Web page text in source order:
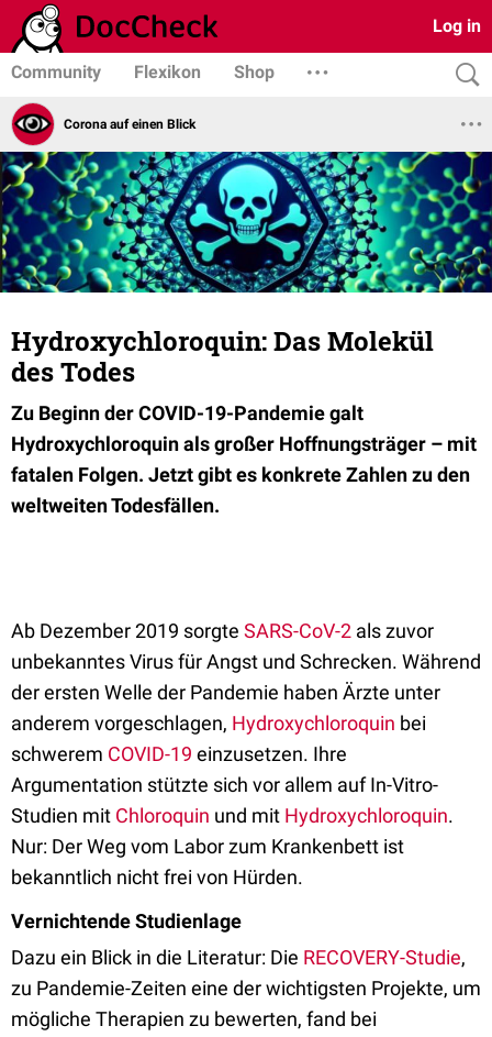
Log in
Community Flexikon Shop
Corona auf einen Blick
Hydroxychloroquin: Das Molekül
des Todes
Zu Beginn der COVID-19-Pandemie galt
Hydroxychloroquin als großer Hoffnungsträger – mit
fatalen Folgen. Jetzt gibt es konkrete Zahlen zu den
weltweiten Todesfällen.
Ab Dezember 2019 sorgte SARS-CoV-2 als zuvor
unbekanntes Virus für Angst und Schrecken. Während
der ersten Welle der Pandemie haben Ärzte unter
anderem vorgeschlagen, Hydroxychloroquin bei
schwerem COVID-19 einzusetzen. Ihre
Argumentation stützte sich vor allem auf In-Vitro-
Studien mit Chloroquin und mit Hydroxychloroquin.
Nur: Der Weg vom Labor zum Krankenbett ist
bekanntlich nicht frei von Hürden.
Vernichtende Studienlage
Dazu ein Blick in die Literatur: Die RECOVERY-Studie,
zu Pandemie-Zeiten eine der wichtigsten Projekte, um
mögliche Therapien zu bewerten, fand bei